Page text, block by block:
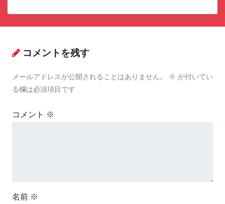
コメントを残す
メールアドレスが公開されることはありません。 ※ が付いてい
る欄は必須項目です
コメント ※
名前 ※